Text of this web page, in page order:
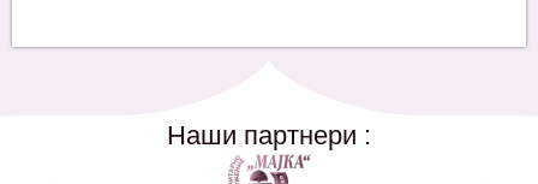
Наши партнери :